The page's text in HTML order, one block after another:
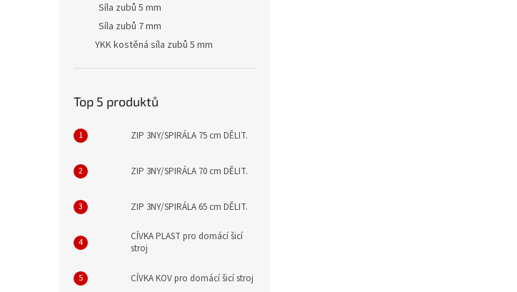
Síla zubů 5 mm
Síla zubů 7 mm
YKK kostěná síla zubů 5 mm
Top 5 produktů
ZIP 3NY/SPIRÁLA 75 cm DĚLIT.
ZIP 3NY/SPIRÁLA 70 cm DĚLIT.
ZIP 3NY/SPIRÁLA 65 cm DĚLIT.
CÍVKA PLAST pro domácí šicí
stroj
CÍVKA KOV pro domácí šicí stroj